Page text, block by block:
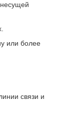
или более
связи и